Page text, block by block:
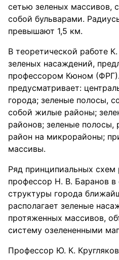
сетью зеленых массивов,
собой бульварами.
превышают 1,5 км.
В теоретической работе
зеленых насаждений,
профессором Кюном
предусматривает:
города; зеленые полосы,
собой жилые районы;
районов; зеленые
район на микрорайоны;
массивы.
Ряд принципиальных
профессор Н. В. Баранов в
структуры города
располагает зеленые
протяженных массивов,
систему озелененными
Профессор Ю. К.